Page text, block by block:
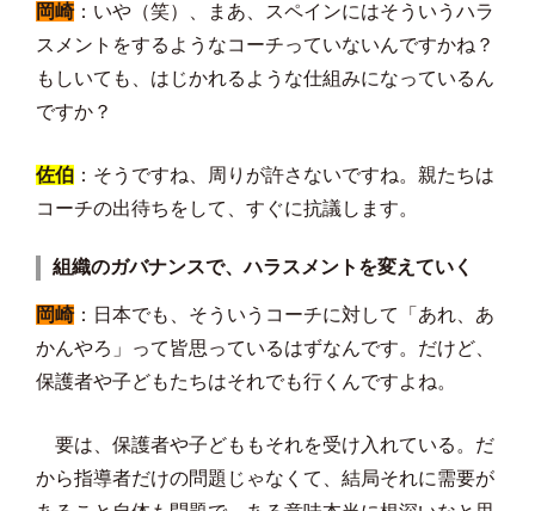
岡崎：いや（笑）、まあ、スペインにはそういうハラ
スメントをするようなコーチっていないんですかね？
もしいても、はじかれるような仕組みになっているん
ですか？
佐伯 ：そうですね、周りが許さないですね。親たちは
コーチの出待ちをして、すぐに抗議します。
組織のガバナンスで、ハラスメントを変えていく
岡崎：日本でも、そういうコーチに対して「あれ、あ
かんやろ」って皆思っているはずなんです。だけど、
保護者や子どもたちはそれでも行くんですよね。
要は、保護者や子どももそれを受け入れている。だ
から指導者だけの問題じゃなくて、結局それに需要が